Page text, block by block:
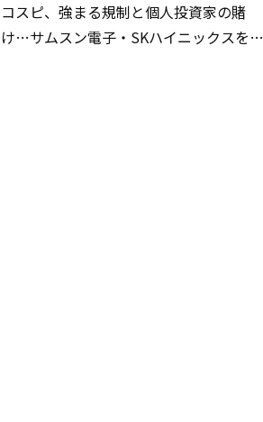
コスピ、強まる規制と個人投資家の賭
け…サムスン電子・SKハイニックスを巡